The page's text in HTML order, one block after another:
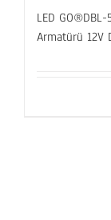
LED
Armatürü 12V